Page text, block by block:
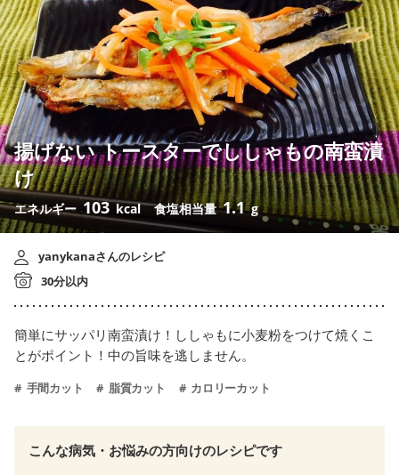
揚げない トースターでししゃもの南蛮漬
け
エネルギー 103 kcal 食塩相当量1.1 g
yanykanaさんのレシピ
30分以内
簡単にサッパリ南蛮漬け！ししゃもに小麦粉をつけて焼くこ
とがポイント！中の旨味を逃しません。
手間カット 脂質カット カロリーカット
こんな病気・お悩みの方向けのレシピです